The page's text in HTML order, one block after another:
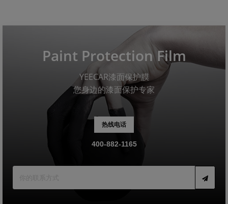
Paint Protection Film
YEECAR漆面保护膜
您身边的漆面保护专家
热线电话
400-882-1165